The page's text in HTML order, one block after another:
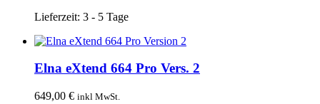
Lieferzeit: 3 - 5 Tage
Elna eXtend 664 Pro Vers. 2
649,00 € inkl MwSt.